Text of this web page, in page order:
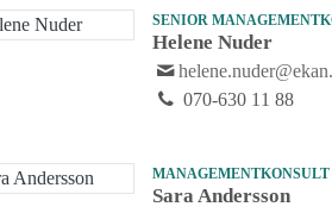
SENIOR
Helene Nuder
070-630 11 88
MANAGEMENTKONSULT
Sara Andersson